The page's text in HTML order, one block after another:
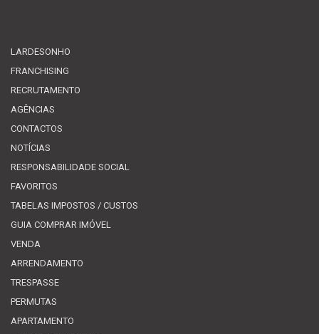
LARDESONHO
FRANCHISING
RECRUTAMENTO
AGÊNCIAS
CONTACTOS
NOTÍCIAS
RESPONSABILIDADE SOCIAL
FAVORITOS
TABELAS IMPOSTOS / CUSTOS
GUIA COMPRAR IMÓVEL
VENDA
ARRENDAMENTO
TRESPASSE
PERMUTAS
APARTAMENTO